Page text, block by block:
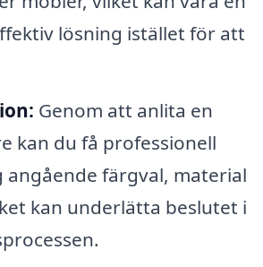
lösning istället för att
Genom att anlita en
kan du få professionell
angående färgval, material
kan underlätta beslutet i